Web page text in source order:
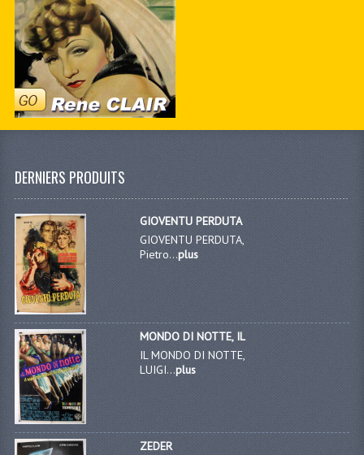
DERNIERS PRODUITS
GIOVENTU PERDUTA
GIOVENTU PERDUTA,
Pietro...plus
MONDO DI NOTTE, IL
IL MONDO DI NOTTE,
LUIGI...plus
ZEDER